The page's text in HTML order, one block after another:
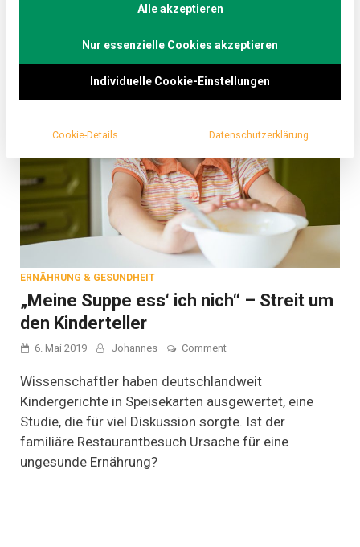
ERNÄHRUNG & GESUNDHEIT
„Meine Suppe ess‘ ich nich“ – Streit um
den Kinderteller
6. Mai 2019 Johannes Commenton
Suppe
ess‘
ich
nich“
Streit
Wissenschaftler haben deutschlandweit
Kindergerichte in Speisekarten ausgewertet, eine
Studie, die für viel Diskussion sorgte. Ist der
familiäre Restaurantbesuch Ursache für eine
ungesunde Ernährung?
Alle akzeptieren
Nur essenzielle Cookies akzeptieren
Individuelle Cookie-Einstellungen
Cookie-Details Datenschutzerklärung